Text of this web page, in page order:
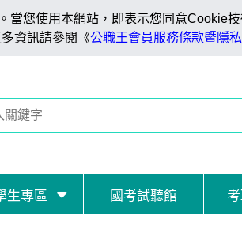
您使用本網站，即表示您同意Cookie
資訊請參閱《公職王會員服務條款暨隱
生專區 國考試聽館